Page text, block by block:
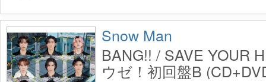
Snow Man
BANG!! / SAVE YOUR
ウゼ！初回盤B